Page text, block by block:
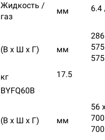
Жидкость /
газ
мм 6.4
(В х Ш х Г) мм
575
кг
17.5
BYFQ60B
(В х Ш х Г) мм
56
700